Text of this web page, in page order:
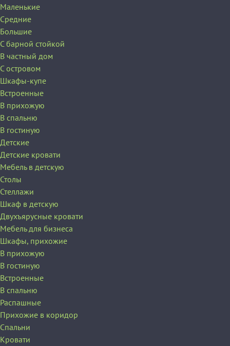
Маленькие
Средние
Большие
С барной стойкой
В частный дом
C островом
Шкафы-купе
Встроенные
В прихожую
В спальню
В гостиную
Детские
Детские кровати
Мебель в детскую
Столы
Стеллажи
Шкаф в детскую
Двухъярусные кровати
Мебель для бизнеса
Шкафы, прихожие
В прихожую
В гостиную
Встроенные
В спальню
Распашные
Прихожие в коридор
Спальни
Кровати